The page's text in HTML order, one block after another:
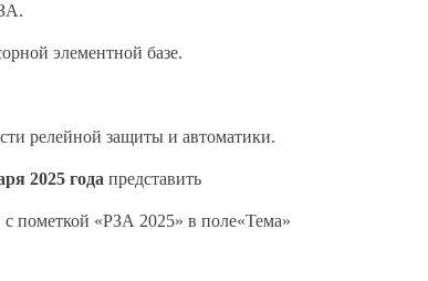
элементной базе.
релейной защиты и автоматики.
2025 года представить
с пометкой «РЗА 2025» в поле«Тема»